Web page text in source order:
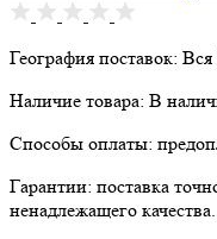
География поставок: Вся
Наличие товара: В
Способы оплаты:
Гарантии: поставка
ненадлежащего качества.